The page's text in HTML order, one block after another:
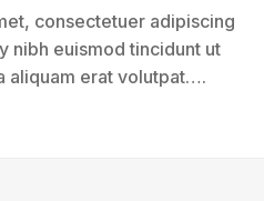
consectetuer adipiscing
nibh euismod tincidunt ut
aliquam erat volutpat….